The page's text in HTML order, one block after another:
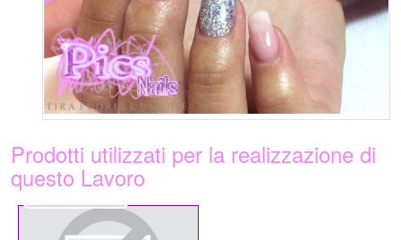
Prodotti utilizzati per la realizzazione di
questo Lavoro